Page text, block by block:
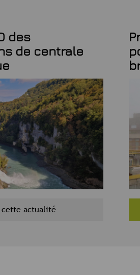
des
de centrale
cette actualité